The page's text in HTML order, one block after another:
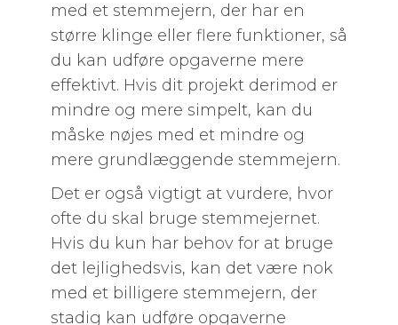
med et stemmejern, der har en
større klinge eller flere funktioner, så
du kan udføre opgaverne mere
effektivt. Hvis dit projekt derimod er
mindre og mere simpelt, kan du
måske nøjes med et mindre og
mere grundlæggende stemmejern.
Det er også vigtigt at vurdere, hvor
ofte du skal bruge stemmejernet.
Hvis du kun har behov for at bruge
det lejlighedsvis, kan det være nok
med et billigere stemmejern, der
stadig kan udføre opgaverne